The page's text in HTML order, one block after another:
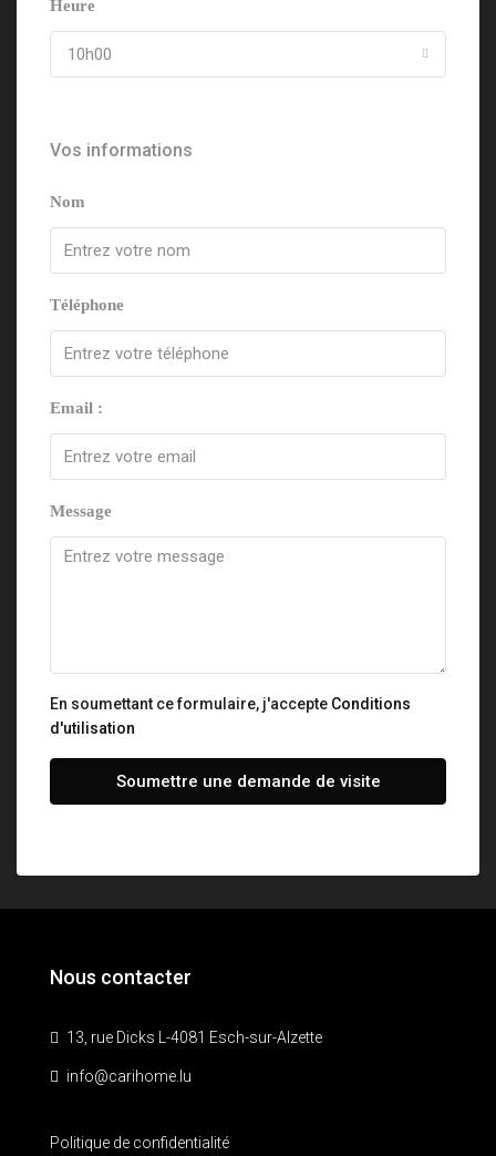
Heure
10h00
Vos informations
Nom
Téléphone
Email :
Message
En soumettant ce formulaire, j'accepte Conditions
d'utilisation
Soumettre une demande de visite
Nous contacter
13, rue Dicks L-4081 Esch-sur-Alzette
info@carihome.lu
Politique de confidentialité